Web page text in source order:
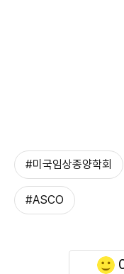
#미국임상종양학회
#ASCO